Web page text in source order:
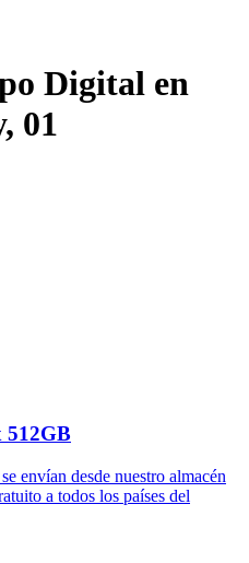
Digital en
01
512GB
envían desde nuestro almacén
a todos los países del